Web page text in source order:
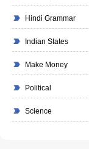
Hindi Grammar
Indian States
Make Money
Political
Science